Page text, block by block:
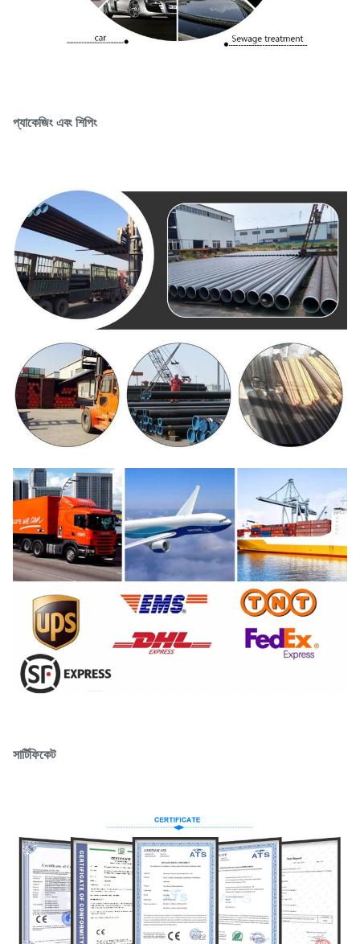
প্যাকেজিং এবং শিপিং
সার্টিফিকেট